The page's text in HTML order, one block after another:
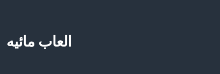
العاب مائيه